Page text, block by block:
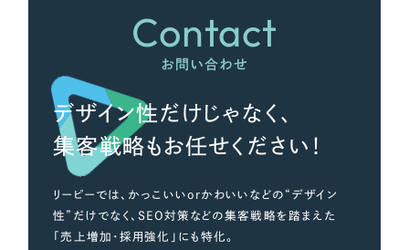
Contact
お問い合わせ
デザイン性だけじゃなく、
集客戦略もお任せください！
リーピーでは、かっこいいorかわいいなどの“デザイン
性”だけでなく、SEO対策などの集客戦略を踏まえた
「売上増加・採用強化」にも特化。